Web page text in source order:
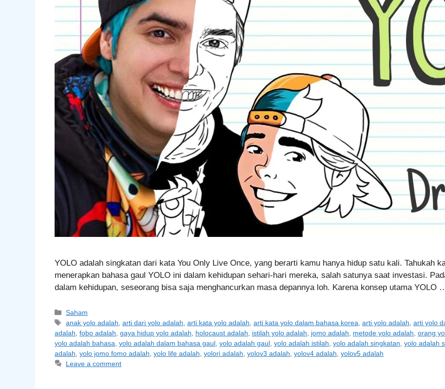
YOLO adalah singkatan dari kata You Only Live Once, yang berarti kamu hanya hidup satu kali. Tahukah
menerapkan bahasa gaul YOLO ini dalam kehidupan sehari-hari mereka, salah satunya saat investasi.
dalam kehidupan, seseorang bisa saja menghancurkan masa depannya loh. Karena konsep utama YOLO
Categories
Saham
Tags
anak yolo adalah ,arti dari yolo adalah ,arti kata yolo adalah ,arti kata yolo dalam bahasa korea ,arti yolo adalah ,arti yolo
adalah fobo adalah gaya hidup yolo adalah holocaust adalah istilah yolo adalah jomo adalah metode yolo adalah orang
yolo adalah bahasa yolo adalah dalam bahasa gaul yolo adalah gaul yolo adalah istilah yolo adalah singkatan yolo adalah
adalah yolo jomo fomo adalah yolo life adalah yolori adalah yolov3 adalah yolov4 adalah yolov5 adalah
Leave a comment